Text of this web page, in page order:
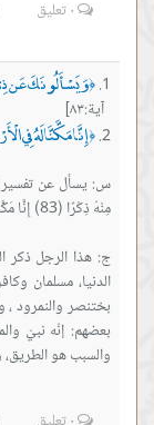
٠تعليق
﴿وَيَسْأَلُونَكَ عَن
آية:٨٣]
﴿إِنَّا مَكَّنَّا لَهُ فِي
س: يسأل عن تفسير
ج: هذا الرجل ذكر
الدنيا، مسلمان
بختنصر والنمرود ،
بعضهم: إنّه نبيّ
والسبب هو